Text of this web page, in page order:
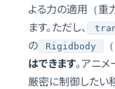
よる力の適用（重
ます。ただし、
の
Rigidbody
はできます。アニメ
厳密に制御したい